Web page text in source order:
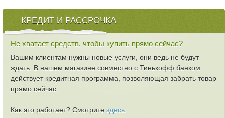
КРЕДИТ И РАССРОЧКА
Не хватает средств, чтобы купить прямо сейчас?
Вашим клиентам нужны новые услуги, они ведь не будут
ждать. В нашем магазине совместно с Тинькофф банком
действует кредитная программа, позволяющая забрать товар
прямо сейчас.
Как это работает? Смотрите здесь.